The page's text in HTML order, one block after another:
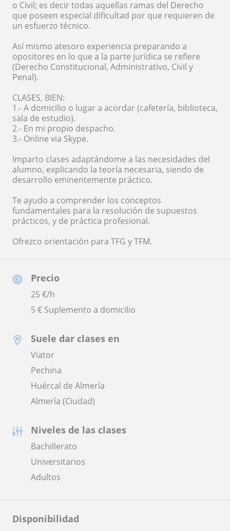
Precio
25€/h
5 € Suplemento a domicilio
Suele dar clases en
Viator
Pechina
Huércal de Almería
Almería (Ciudad)
Niveles de las clases
Bachillerato
Universitarios
Adultos
Disponibilidad
o Civil; es decir todas aquellas ramas del Derecho
que poseen especial dificultad por que requieren de
un esfuerzo técnico.
Así mismo atesoro experiencia preparando a
opositores en lo que a la parte jurídica se refiere
(Derecho Constitucional, Administrativo, Civil y
Penal).
CLASES, BIEN:
1.- A domicilio o lugar a acordar (cafetería, biblioteca,
sala de estudio).
2.- En mi propio despacho.
3.- Online via Skype.
Imparto clases adaptándome a las necesidades del
alumno, explicando la teoría necesaria, siendo de
desarrollo eminentemente práctico.
Te ayudo a comprender los conceptos
fundamentales para la resolución de supuestos
prácticos, y de práctica profesional.
Ofrezco orientación para TFG y TFM.